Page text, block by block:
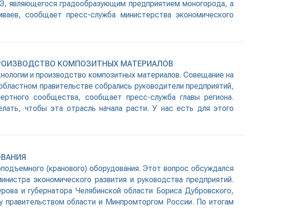
являющегося градообразующим предприятием моногорода, а
сообщает пресс-служба министерства экономического
КОМПОЗИТНЫХ МАТЕРИАЛОВ
и производство композитных материалов. Совещание на
правительстве собрались руководители предприятий,
сообщества, сообщает пресс-служба главы региона.
чтобы эта отрасль начала расти. У нас есть для этого
(кранового) оборудования. Этот вопрос обсуждался
экономического развития и руководства предприятий.
и губернатора Челябинской области Бориса Дубровского,
области и Минпромторгом России. По итогам